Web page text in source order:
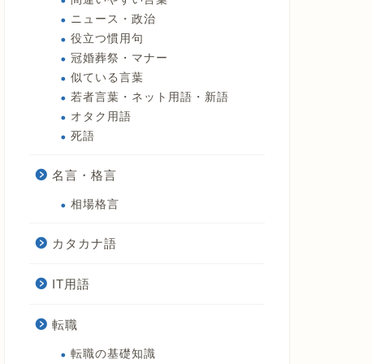
ニュース・政治
役立つ慣用句
冠婚葬祭・マナー
似ている言葉
若者言葉・ネット用語・新語
オタク用語
死語
名言・格言
相場格言
カタカナ語
IT用語
転職
転職の基礎知識